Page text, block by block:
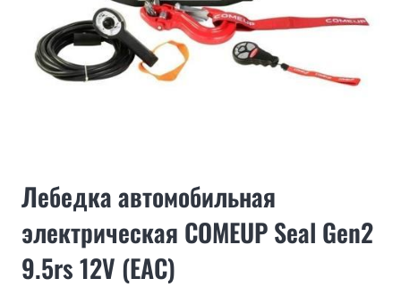
Лебедка автомобильная
электрическая COMEUP Seal Gen2
9.5rs 12V (EAC)